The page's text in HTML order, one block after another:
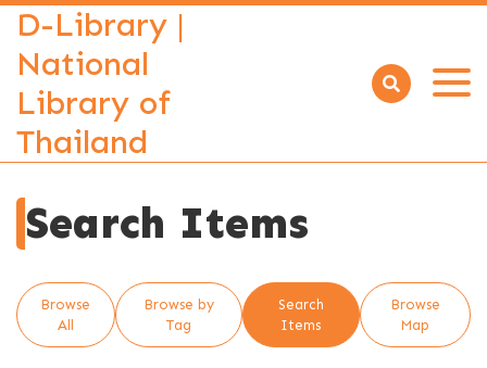
D-Library |
National
Library of
Thailand
Open
Search Items
Browse
All
Browse by
Tag
Search
Items
Browse
Map